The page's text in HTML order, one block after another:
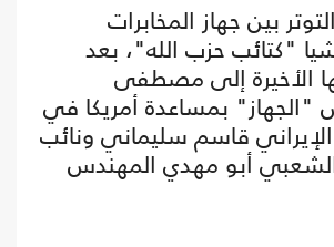
بين جهاز المخابرات
"كتائب حزب الله"، بعد
الأخيرة إلى مصطفى
"الجهاز" بمساعدة أمريكا في
الإيراني قاسم سليماني ونائب
أبو مهدي المهندس